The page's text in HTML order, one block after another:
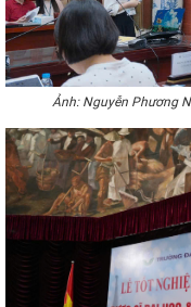
Ảnh: Nguyễn Phương